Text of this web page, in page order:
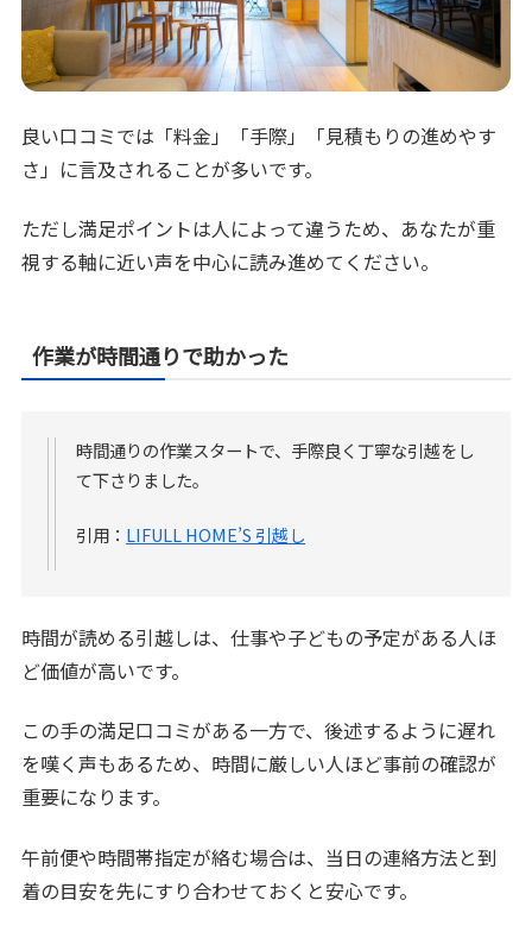
良い口コミでは「料金」「手際」「見積もりの進めやす
さ」に言及されることが多いです。
ただし満足ポイントは人によって違うため、あなたが重
視する軸に近い声を中心に読み進めてください。
作業が時間通りで助かった
時間通りの作業スタートで、手際良く丁寧な引越をし
て下さりました。
引用： LIFULL HOME’S 引越し
時間が読める引越しは、仕事や子どもの予定がある人ほ
ど価値が高いです。
この手の満足口コミがある一方で、後述するように遅れ
を嘆く声もあるため、時間に厳しい人ほど事前の確認が
重要になります。
午前便や時間帯指定が絡む場合は、当日の連絡方法と到
着の目安を先にすり合わせておくと安心です。